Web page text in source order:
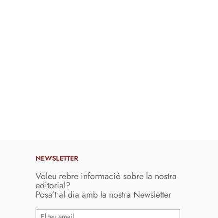
NEWSLETTER
Voleu rebre informació sobre la nostra
editorial?
Posa’t al dia amb la nostra Newsletter